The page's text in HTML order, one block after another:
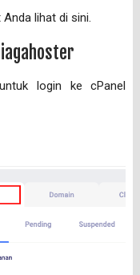
lihat di sini.
login ke cPanel